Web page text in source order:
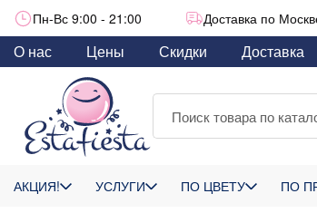
Пн-Вс 9:00 - 21:00 Доставка по
О нас Цены Скидки Доставка
АКЦИЯ! УСЛУГИ ПО ЦВЕТУ ПО